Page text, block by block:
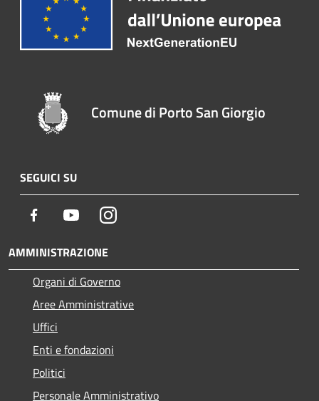
Comune di Porto San Giorgio
SEGUICI SU
Facebook YoutubeInstagram
AMMINISTRAZIONE
Organi di Governo
Aree Amministrative
Uffici
Enti e fondazioni
Politici
Personale Amministrativo